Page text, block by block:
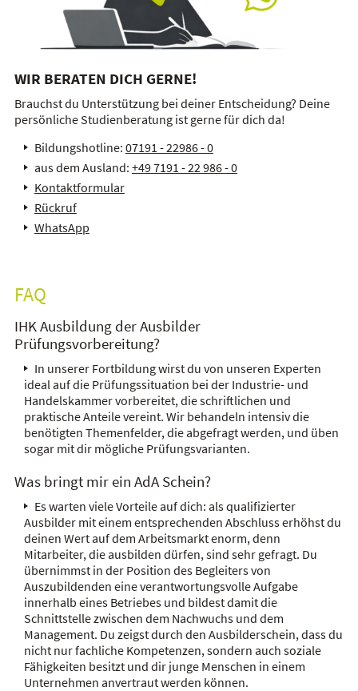
WIR BERATEN DICH GERNE!
Brauchst du Unterstützung bei deiner Entscheidung? Deine
persönliche Studienberatung ist gerne für dich da!
Bildungshotline: 07191 - 22986 - 0
aus dem Ausland: +49 7191 - 22 986 - 0
Kontaktformular
Rückruf
WhatsApp
FAQ
IHK Ausbildung der Ausbilder
Prüfungsvorbereitung?
In unserer Fortbildung wirst du von unseren Experten
ideal auf die Prüfungssituation bei der Industrie- und
Handelskammer vorbereitet, die schriftlichen und
praktische Anteile vereint. Wir behandeln intensiv die
benötigten Themenfelder, die abgefragt werden, und üben
sogar mit dir mögliche Prüfungsvarianten.
Was bringt mir ein AdA Schein?
Es warten viele Vorteile auf dich: als qualifizierter
Ausbilder mit einem entsprechenden Abschluss erhöhst du
deinen Wert auf dem Arbeitsmarkt enorm, denn
Mitarbeiter, die ausbilden dürfen, sind sehr gefragt. Du
übernimmst in der Position des Begleiters von
Auszubildenden eine verantwortungsvolle Aufgabe
innerhalb eines Betriebes und bildest damit die
Schnittstelle zwischen dem Nachwuchs und dem
Management. Du zeigst durch den Ausbilderschein, dass du
nicht nur fachliche Kompetenzen, sondern auch soziale
Fähigkeiten besitzt und dir junge Menschen in einem
Unternehmen anvertraut werden können.